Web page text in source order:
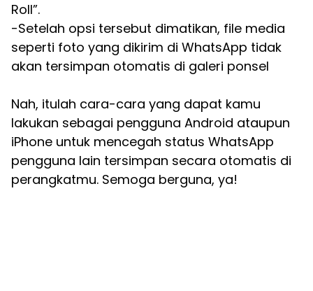
Roll”.
-Setelah opsi tersebut dimatikan, file media
seperti foto yang dikirim di WhatsApp tidak
akan tersimpan otomatis di galeri ponsel
Nah, itulah cara-cara yang dapat kamu
lakukan sebagai pengguna Android ataupun
iPhone untuk mencegah status WhatsApp
pengguna lain tersimpan secara otomatis di
perangkatmu. Semoga berguna, ya!